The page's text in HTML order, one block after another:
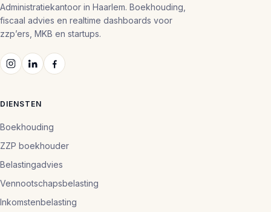
Administratiekantoor in Haarlem. Boekhouding,
fiscaal advies en realtime dashboards voor
zzp’ers, MKB en startups.
DIENSTEN
Boekhouding
ZZP boekhouder
Belastingadvies
Vennootschapsbelasting
Inkomstenbelasting